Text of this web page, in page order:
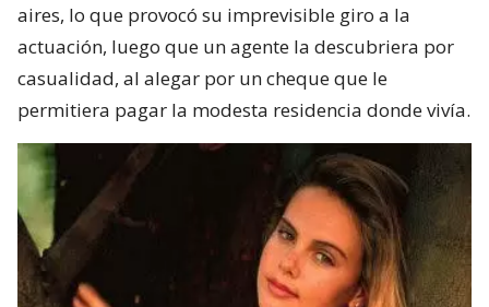
aires, lo que provocó su imprevisible giro a la
actuación, luego que un agente la descubriera por
casualidad, al alegar por un cheque que le
permitiera pagar la modesta residencia donde vivía.